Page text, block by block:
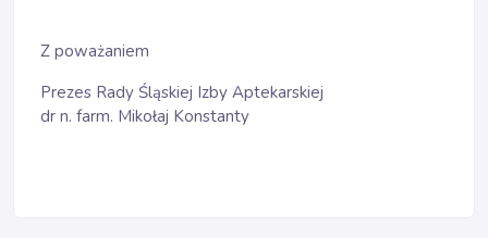
Z poważaniem
Prezes Rady Śląskiej Izby Aptekarskiej
dr n. farm. Mikołaj Konstanty